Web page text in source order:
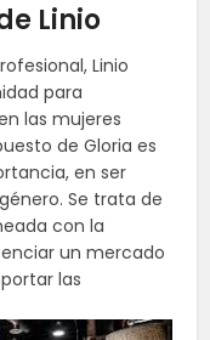
Linio
Linio
para
las mujeres
de Gloria es
en ser
Se trata de
con la
un mercado
las